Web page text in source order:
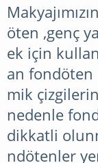
öten ,genç
ek için
an
mik
nedenle
dikkatli
ndötenler